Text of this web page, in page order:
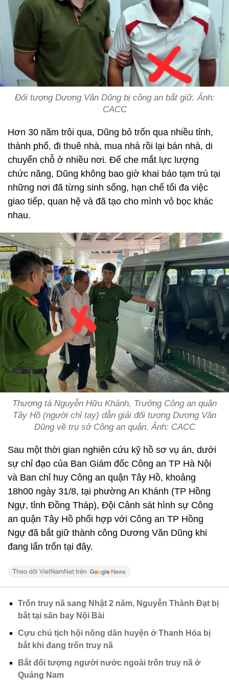
Đối tượng Dương Văn Dũng bị công an bắt giữ. Ảnh:
CACC
Hơn 30 năm trôi qua, Dũng bỏ trốn qua nhiều tỉnh,
thành phố, đi thuê nhà, mua nhà rồi lại bán nhà, di
chuyển chỗ ở nhiều nơi. Để che mắt lực lượng
chức năng, Dũng không bao giờ khai báo tạm trú tại
những nơi đã từng sinh sống, hạn chế tối đa việc
giao tiếp, quan hệ và đã tạo cho mình vỏ bọc khác
nhau.
Thượng tá Nguyễn Hữu Khánh, Trưởng Công an quận
Tây Hồ (người chỉ tay) dẫn giải đối tượng Dương Văn
Dũng về trụ sở Công an quận. Ảnh: CACC
Sau một thời gian nghiên cứu kỹ hồ sơ vụ án, dưới
sự chỉ đạo của Ban Giám đốc Công an TP Hà Nội
và Ban chỉ huy Công an quận Tây Hồ, khoảng
18h00 ngày 31/8, tại phường An Khánh (TP Hồng
Ngự, tỉnh Đồng Tháp), Đội Cảnh sát hình sự Công
an quận Tây Hồ phối hợp với Công an TP Hồng
Ngự đã bắt giữ thành công Dương Văn Dũng khi
đang lẩn trốn tại đây.
Trốn truy nã sang Nhật 2 năm, Nguyễn Thành Đạt bị
bắt tại sân bay Nội Bài
Cựu chủ tịch hội nông dân huyện ở Thanh Hóa bị
bắt khi đang trốn truy nã
Bắt đối tượng người nước ngoài trốn truy nã ở
Quảng Nam